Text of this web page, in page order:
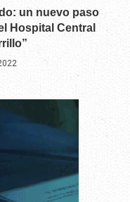
un nuevo paso
Hospital Central